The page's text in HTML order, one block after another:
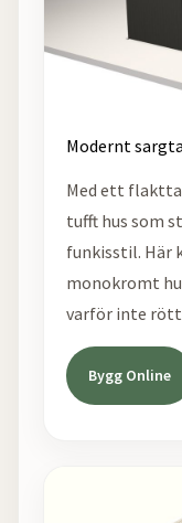
Modernt
Med ett
tufft hus som
funkisstil. Här
monokromt
varför inte rött
Bygg Online